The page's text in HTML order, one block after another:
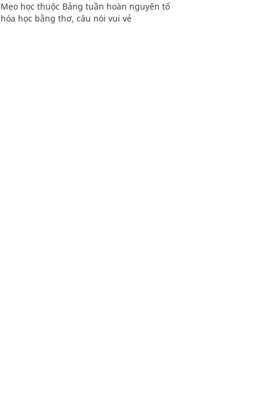
Mẹo học thuộc Bảng tuần hoàn nguyên tố
hóa học bằng thơ, câu nói vui vẻ